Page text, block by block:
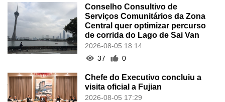
Conselho Consultivo de
Serviços Comunitários da Zona
Central quer optimizar percurso
de corrida do Lago de Sai Van
2026-08-05 18:14
37
0
Chefe do Executivo concluiu a
visita oficial a Fujian
2026-08-05 17:29